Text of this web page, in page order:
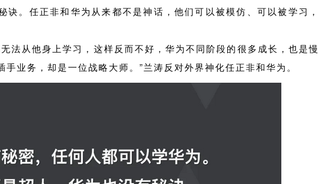
诀。任正非和华为从来都不是神话，他们可以被模仿、可以被学习，
法从他身上学习，这样反而不好，华为不同阶段的很多成长，也是慢
业务，却是一位战略大师。”兰涛反对外界神化任正非和华为。